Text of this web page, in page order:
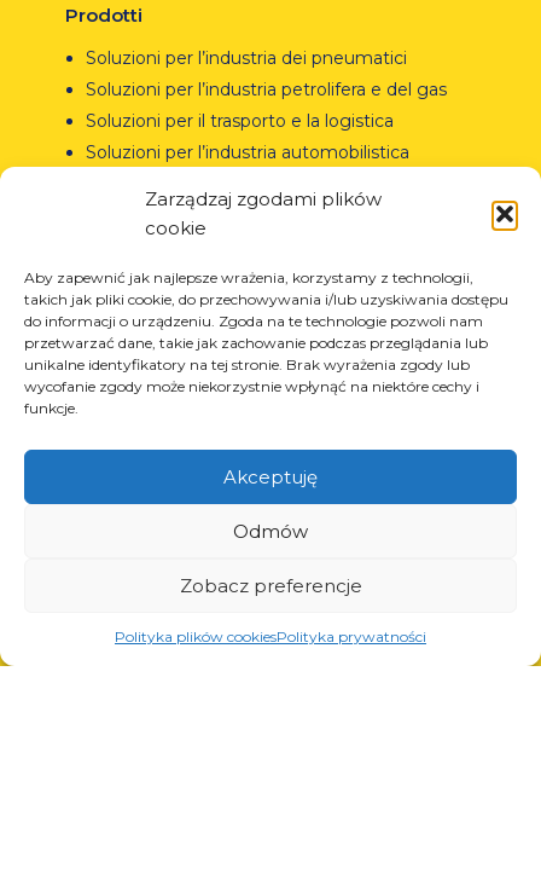
Zarządzaj zgodami plików
cookie
Aby zapewnić jak najlepsze wrażenia, korzystamy z technologii,
takich jak pliki cookie, do przechowywania i/lub uzyskiwania dostępu
do informacji o urządzeniu. Zgoda na te technologie pozwoli nam
przetwarzać dane, takie jak zachowanie podczas przeglądania lub
unikalne identyfikatory na tej stronie. Brak wyrażenia zgody lub
wycofanie zgody może niekorzystnie wpłynąć na niektóre cechy i
funkcje.
Akceptuję
Odmów
Zobacz preferencje
Polityka plików cookiesPolityka prywatności
Prodotti
Soluzioni per l’industria dei pneumatici
Soluzioni per l’industria petrolifera e del gas
Soluzioni per il trasporto e la logistica
Soluzioni per l’industria automobilistica
Servizi
Taglio laser
Verniciatura a polvere
Saldatura automatica e manuale
All Rights Reserved.
rilasciato dall’Ufficio Brevetti
REGON: 850412167, NIP:
0000973495 wyst. przez Sąd
Rejonowy dla Krakowa-
22.02.2002r. D-U-N-S